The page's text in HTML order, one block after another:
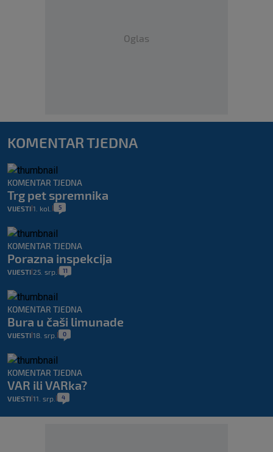
Oglas
KOMENTAR TJEDNA
KOMENTAR TJEDNA
Trg pet spremnika
VIJESTI 1. kol. 5
KOMENTAR TJEDNA
Porazna inspekcija
VIJESTI 25. srp. 11
KOMENTAR TJEDNA
Bura u čaši limunade
VIJESTI 18. srp. 0
KOMENTAR TJEDNA
VAR ili VARka?
VIJESTI 11. srp. 4